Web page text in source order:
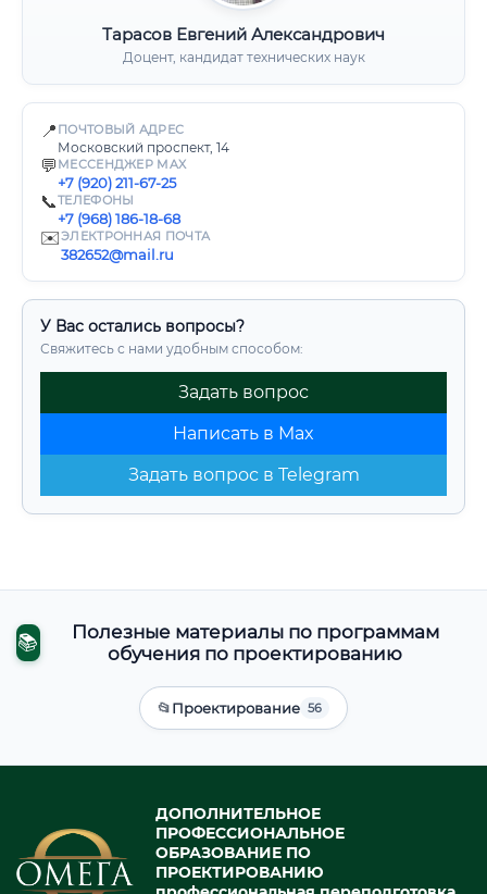
Тарасов Евгений Александрович
Доцент, кандидат технических наук
📍 ПОЧТОВЫЙ АДРЕС
Московский проспект, 14
💬 МЕССЕНДЖЕР MAX
+7 (920) 211-67-25
📞ТЕЛЕФОНЫ
+7 (968) 186-18-68
✉️ЭЛЕКТРОННАЯ ПОЧТА
382652@mail.ru
У Вас остались вопросы?
Свяжитесь с нами удобным способом:
Задать вопрос
Написать в Max
Задать вопрос в Telegram
📚
Полезные материалы по программам
обучения по проектированию
📂Проектирование 56
ДОПОЛНИТЕЛЬНОЕ
ПРОФЕССИОНАЛЬНОЕ
ОБРАЗОВАНИЕ ПО
ПРОЕКТИРОВАНИЮ